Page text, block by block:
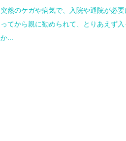
突然のケガや病気で、入院や通院が必
ってから親に勧められて、とりあえず
か...